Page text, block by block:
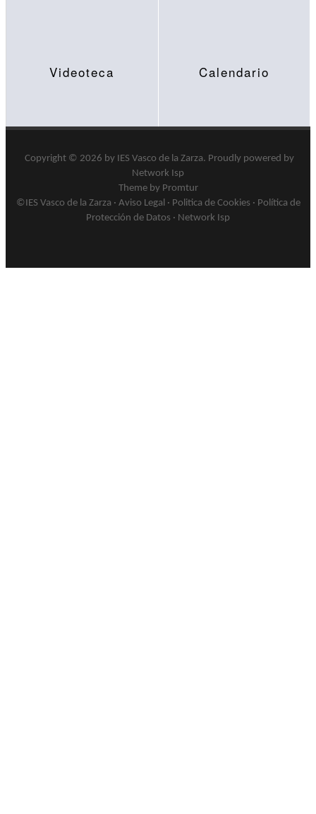
Videoteca Calendario
Copyright © 2026 by IES Vasco de la Zarza. Proudly powered by
Network Isp
Theme by Promtur
©IES Vasco de la Zarza · Aviso Legal· Politica de Cookies · Política de
Protección de Datos · Network Isp